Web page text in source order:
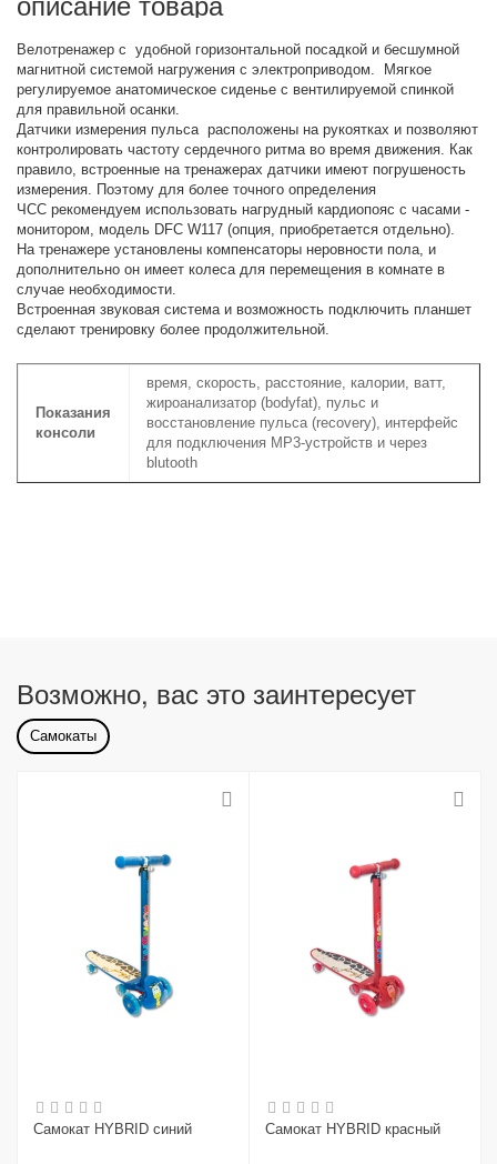
Велотренажер с удобной горизонтальной посадкой и бесшумной
магнитной системой нагружения с электроприводом. Мягкое
регулируемое анатомическое сиденье с вентилируемой спинкой
для правильной осанки.
Датчики измерения пульса расположены на рукоятках и позволяют
контролировать частоту сердечного ритма во время движения. Как
правило, встроенные на тренажерах датчики имеют погрушеность
измерения. Поэтому для более точного определения
ЧСС рекомендуем использовать нагрудный кардиопояс с часами -
монитором, модель DFC W117 (опция, приобретается отдельно).
На тренажере установлены компенсаторы неровности пола, и
дополнительно он имеет колеса для перемещения в комнате в
случае необходимости.
Встроенная звуковая система и возможность подключить планшет
сделают тренировку более продолжительной.
Показания
консоли
время, скорость, расстояние, калории, ватт,
жироанализатор (bodyfat), пульс и
восстановление пульса (recovery), интерфейс
для подключения MP3-устройств и через
blutooth
Возможно, вас это заинтересует
Самокаты
Самокат HYBRID синий Самокат HYBRID красный